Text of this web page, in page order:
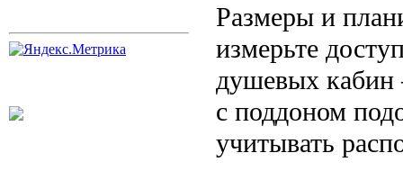
Размеры и
измерьте
душевых кабин
с поддоном
учитывать